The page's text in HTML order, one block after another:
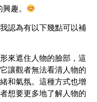
趣。
認為有以下幾點可以補
來遮住人物的臉部，這
讓觀者無法看清人物的
和氣氛。這種方式也增
想要更多地了解人物的